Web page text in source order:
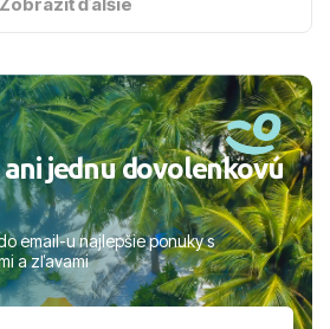
jednu dovolenkovú
email-u najlepšie ponuky s
a zľavami